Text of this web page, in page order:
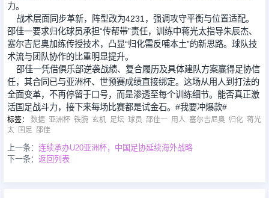
篮球集锦
足球新闻
篮球新闻
力。
战术层面同步革新，阵型改为4231，强调攻守平衡与位置适配。
邵佳一要求归化球员承担“传帮带”责任，训练中蒋光太指导朱辰杰、
塞尔吉尼奥加练传授技术，凸显“归化需反哺本土”的新思路。球队技
术流与团队协作的比重明显提升。
邵佳一凭借俱乐部逆袭战绩、复合履历及具体建队方案赢得足协信
任，其合同已与亚洲杯、世预赛成绩直接绑定。这场从用人到打法的
全面变革，不再停留于口号，而是渗透至每个训练细节。能否真正激
活国足战斗力，接下来每场比赛都是试金石。#我要冲爆款#
标签： 数据 亚洲杯 铁腕 玄机 足坛 球员 邵佳一 用人 塞尔吉尼奥 归化 蒋光
太 国足 邵佳
上一条： 连续承办U20亚洲杯，中国足协延续海外战略
下一条： 返回列表